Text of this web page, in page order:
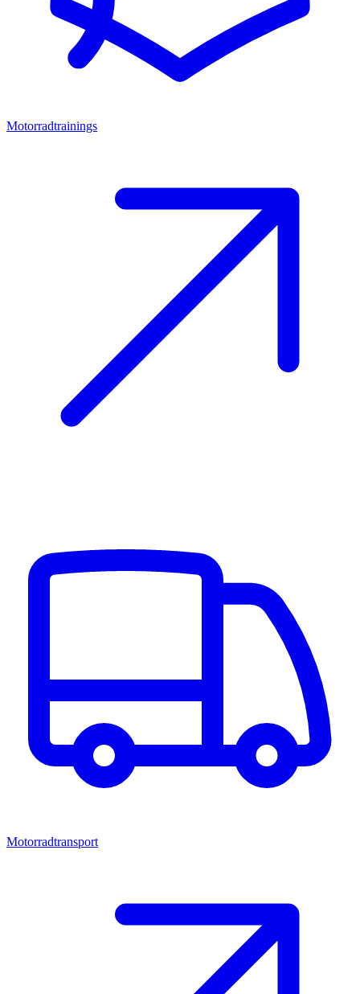
Motorradtrainings
Motorradtransport